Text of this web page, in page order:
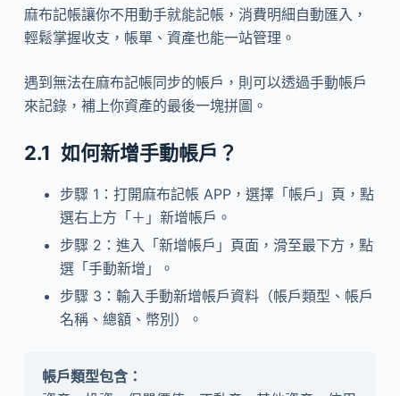
麻布記帳讓你不用動手就能記帳，消費明細自動匯入，
輕鬆掌握收支，帳單、資產也能一站管理。
遇到無法在麻布記帳同步的帳戶，則可以透過手動帳戶
來記錄，補上你資產的最後一塊拼圖。
如何新增手動帳戶？
步驟 1：打開麻布記帳 APP，選擇「帳戶」頁，點
選右上方「＋」新增帳戶。
步驟 2：進入「新增帳戶」頁面，滑至最下方，點
選「手動新增」。
步驟 3：輸入手動新增帳戶資料（帳戶類型、帳戶
名稱、總額、幣別）。